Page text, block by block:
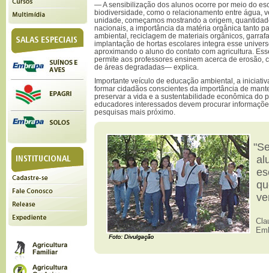
— A sensibilização dos alunos ocorre por meio do
biodiversidade, como o relacionamento entre água,
unidade, começamos mostrando a origem,
nacionais, a importância da matéria orgânica tanto
ambiental, reciclagem de materiais orgânicos,
implantação de hortas escolares integra esse
aproximando o aluno do contato com agricultura.
permite aos professores ensinem acerca de erosão,
de áreas degradadas— explica.
Importante veículo de educação ambiental, a
formar cidadãos conscientes da importância de
preservar a vida e a sustentabilidade econômica do
educadores interessados devem procurar
pesquisas mais próximo.